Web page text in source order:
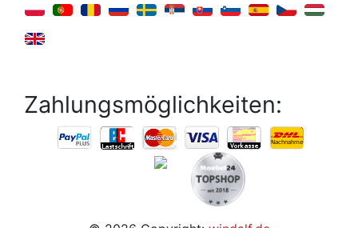
Zahlungsmöglichkeiten: